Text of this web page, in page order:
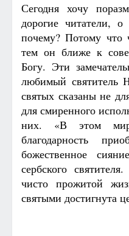
Сегодня хочу
дорогие читатели, о
почему? Потому что
тем он ближе к
Богу. Эти
любимый святитель
святых сказаны не
для смиренного
них. «В этом
благодарность
божественное
сербского
чисто прожитой
святыми достигнута